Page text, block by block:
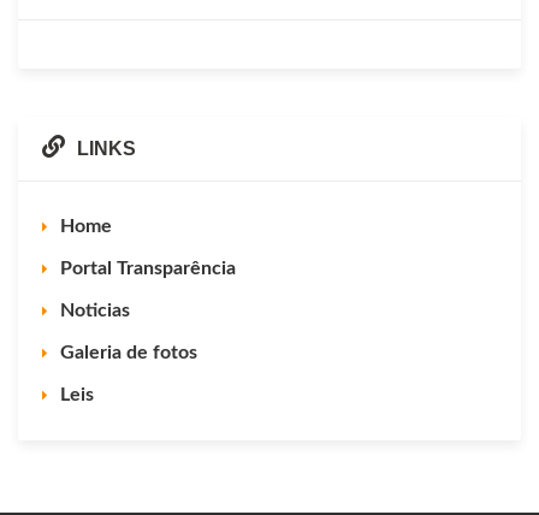
LINKS
Home
Portal Transparência
Noticias
Galeria de fotos
Leis